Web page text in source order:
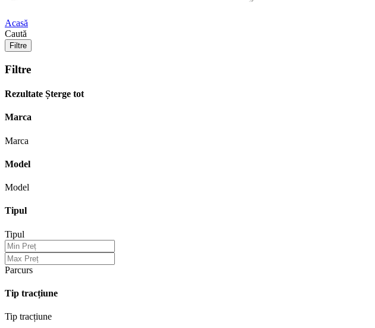
Acasă
Caută
Filtre
Filtre
Rezultate Șterge tot
Marca
Marca
Model
Model
Tipul
Tipul
Parcurs
Tip tracțiune
Tip tracțiune